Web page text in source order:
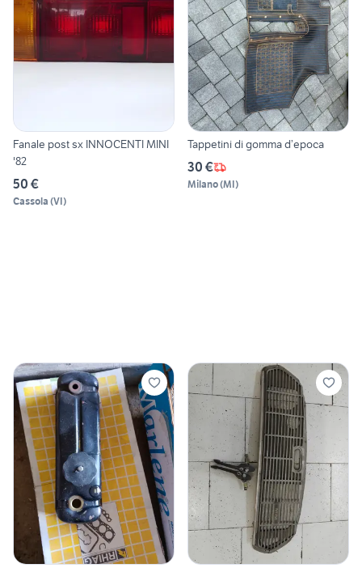
Fanale post sx INNOCENTI MINI
'82
50 €
Cassola (VI)
Tappetini di gomma d’epoca
30 €
Milano(MI)